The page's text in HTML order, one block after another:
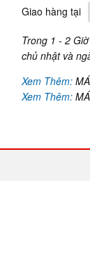
Giao hàng tại
Trong 1 - 2
chủ nhật và
Xem Thêm:
Xem Thêm: